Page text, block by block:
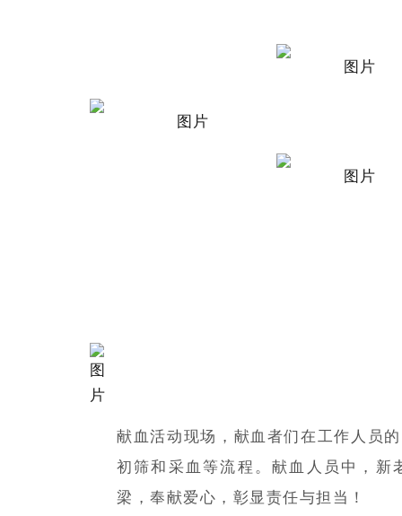
献血活动现场，献血者们在工作人员
初筛和采血等流程。献血人员中，
梁，奉献爱心，彰显责任与担当！